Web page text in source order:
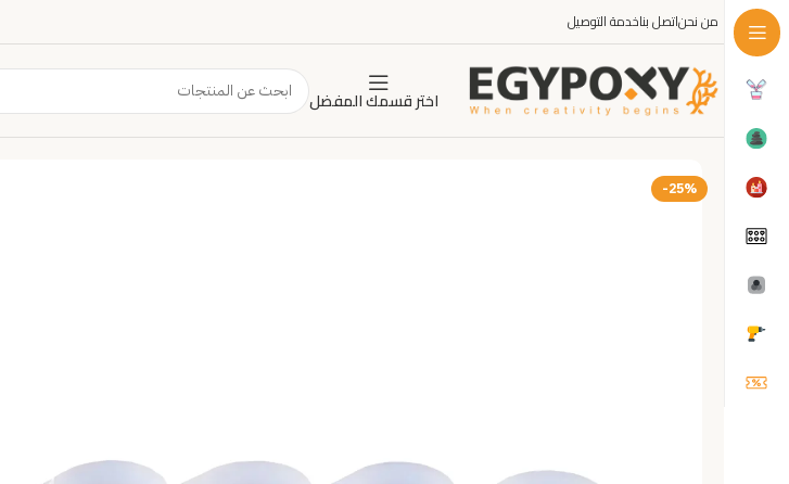
من نحناتصل بناخدمة التوصيل
اختر قسمك المفضل
-25%